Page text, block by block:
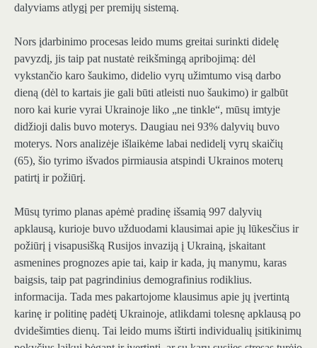
dalyviams atlygį per premijų sistemą.
Nors įdarbinimo procesas leido mums greitai surinkti didelę
pavyzdį, jis taip pat nustatė reikšmingą apribojimą: dėl
vykstančio karo šaukimo, didelio vyrų užimtumo visą darbo
dieną (dėl to kartais jie gali būti atleisti nuo šaukimo) ir galbūt
noro kai kurie vyrai Ukrainoje liko „ne tinkle“, mūsų imtyje
didžioji dalis buvo moterys. Daugiau nei 93% dalyvių buvo
moterys. Nors analizėje išlaikėme labai nedidelį vyrų skaičių
(65), šio tyrimo išvados pirmiausia atspindi Ukrainos moterų
patirtį ir požiūrį.
Mūsų tyrimo planas apėmė pradinę išsamią 997 dalyvių
apklausą, kurioje buvo užduodami klausimai apie jų lūkesčius ir
požiūrį į visapusišką Rusijos invaziją į Ukrainą, įskaitant
asmenines prognozes apie tai, kaip ir kada, jų manymu, karas
baigsis, taip pat pagrindinius demografinius rodiklius.
informacija. Tada mes pakartojome klausimus apie jų įvertintą
karinę ir politinę padėtį Ukrainoje, atlikdami tolesnę apklausą po
dvidešimties dienų. Tai leido mums ištirti individualių įsitikinimų